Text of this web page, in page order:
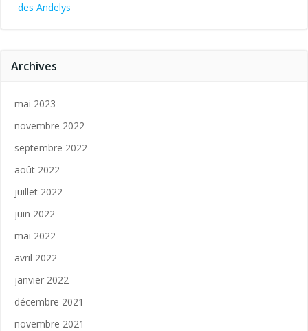
des Andelys
Archives
mai 2023
novembre 2022
septembre 2022
août 2022
juillet 2022
juin 2022
mai 2022
avril 2022
janvier 2022
décembre 2021
novembre 2021